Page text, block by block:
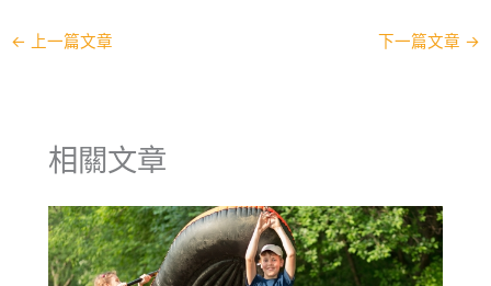
← 上一篇文章 下一篇文章 →
相關文章